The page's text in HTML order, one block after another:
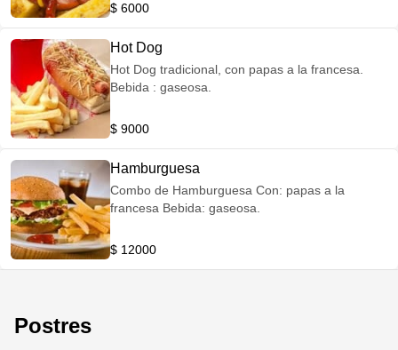
$ 6000
Hot Dog
Hot Dog tradicional, con papas a la francesa.
Bebida : gaseosa.
$ 9000
Hamburguesa
Combo de Hamburguesa Con: papas a la
francesa Bebida: gaseosa.
$ 12000
Postres